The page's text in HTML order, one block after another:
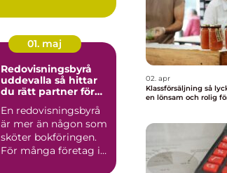
01. maj
Redovisningsbyrå
uddevalla så hittar
du rätt partner för
En redovisningsbyrå
är mer än någon som
sköter bokföringen.
För många företag i
02. apr
Klassförsäljning så lyckas klassen med
en lönsam och rolig